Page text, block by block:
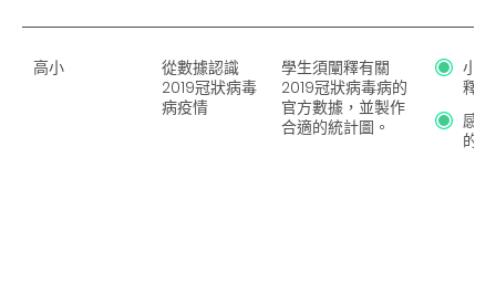
高小
從數據認識
2019冠狀病毒
病疫情
學生須闡釋有關
2019冠狀病毒病的
官方數據，並製作
合適的統計圖。
小
釋
感
的